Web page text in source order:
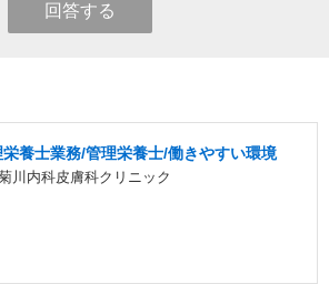
回答する
養士業務/管理栄養士/働きやすい環境
川内科皮膚科クリニック